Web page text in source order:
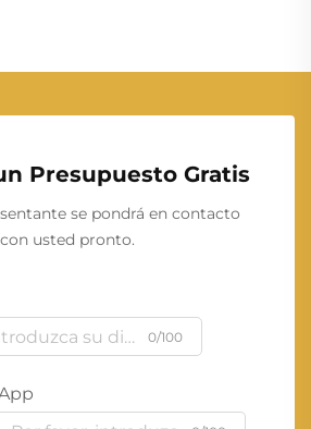
Presupuesto Gratis
se pondrá en contacto
con usted pronto.
0/100